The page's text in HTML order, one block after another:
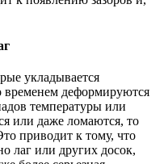
укладывается
временем деформируются
температуры или
или даже ломаются, то
приводит к тому, что
лаг или других досок,